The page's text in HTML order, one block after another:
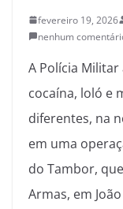
fevereiro 19, 2026
nenhum
A Polícia
cocaína, loló e
diferentes, na
em uma
do Tambor,
Armas, em